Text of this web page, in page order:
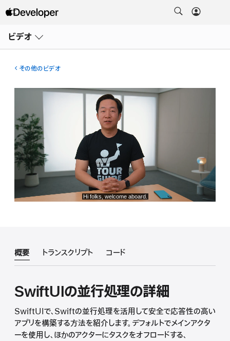
ビデオ
ー
その他のビデオ
概要 トランスクリプト コード
SwiftUIの並行処理の詳細
SwiftUIで、Swiftの並行処理を活用して安全で応答性の高い
アプリを構築する方法を紹介します。デフォルトでメインアクタ
ーを使用し、ほかのアクターにタスクをオフロードする、